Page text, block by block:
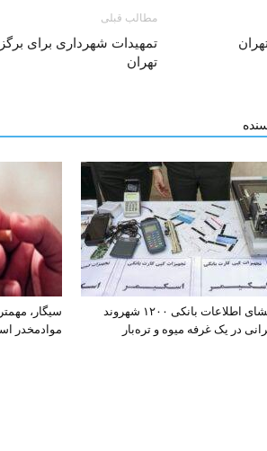
مطالب قبلی
تمهیدات شهرداری برای
تهران
تهران
سیگار،
موادمخدر
افشای اطلاعات بانکی ۱۲۰۰ شهروند
در یک غرفه میوه و تره‌بار